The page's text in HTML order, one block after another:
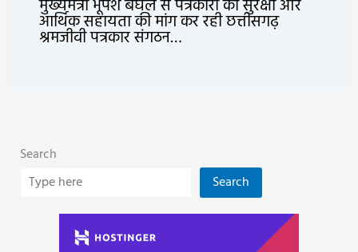
मुख्यमंत्री भूपेश बघेल से पत्रकारों की सुरक्षा और
आर्थिक सहायता की मांग कर रही छत्तीसगढ़
श्रमजीवी पत्रकार संगठन…
Search
Search